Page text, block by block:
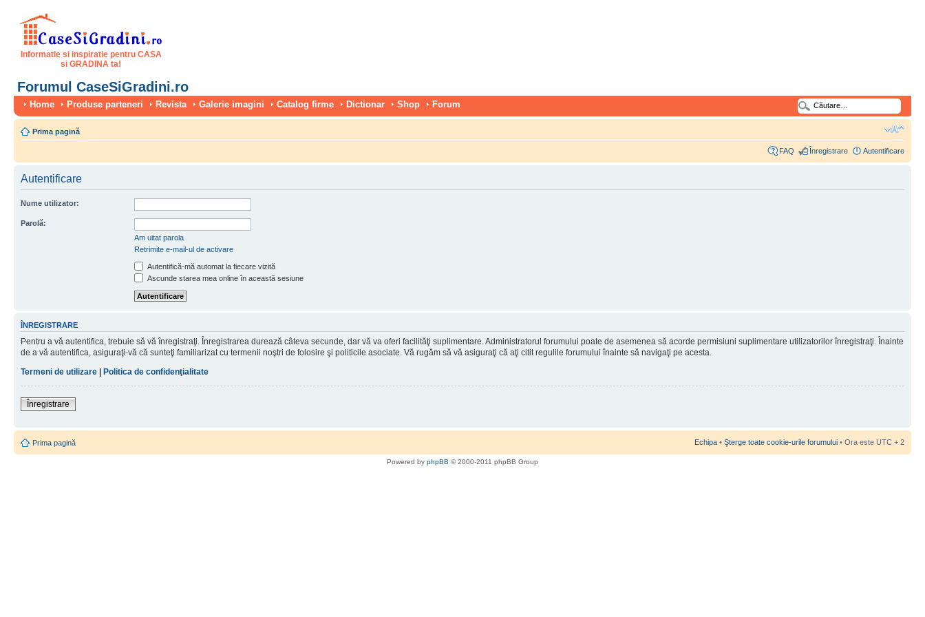
Informatie si inspiratie pentru CASA
si GRADINA ta!
Forumul CaseSiGradini.ro
Home Produse parteneri Revista Galerie imagini Catalog firme Dictionar Shop Forum
Prima pagină
FAQ Înregistrare Autentificare
Autentificare
Nume utilizator:
Parolă:
Am uitat parola
Retrimite e-mail-ul de activare
Autentifică-mă automat la fiecare vizită
Ascunde starea mea online în această sesiune
ÎNREGISTRARE
Pentru a vă autentifica, trebuie să vă înregistraţi. Înregistrarea durează câteva secunde, dar vă va oferi facilităţi suplimentare. Administratorul forumului poate de asemenea să acorde permisiuni suplimentare utilizatorilor înregistraţi. Înainte
de a vă autentifica, asiguraţi-vă că sunteţi familiarizat cu termenii noştri de folosire şi politicile asociate. Vă rugăm să vă asiguraţi că aţi citit regulile forumului înainte să navigaţi pe acesta.
Termeni de utilizare | Politica de confidenţialitate
Înregistrare
Prima pagină Echipa • Şterge toate cookie-urile forumului • Ora este UTC + 2
Powered by phpBB © 2000-2011 phpBB Group